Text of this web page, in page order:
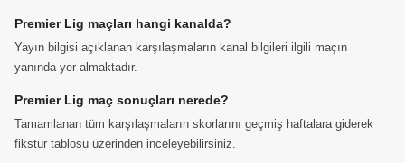
Premier Lig maçları hangi kanalda?
Yayın bilgisi açıklanan karşılaşmaların kanal bilgileri ilgili maçın
yanında yer almaktadır.
Premier Lig maç sonuçları nerede?
Tamamlanan tüm karşılaşmaların skorlarını geçmiş haftalara giderek
fikstür tablosu üzerinden inceleyebilirsiniz.